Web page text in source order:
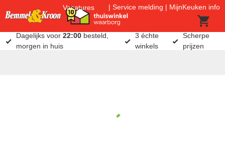
Vacatures Service melding MijnKeuken info
Dagelijks voor22:00 besteld,
morgen in huis
3 échte
winkels
Scherpe
prijzen